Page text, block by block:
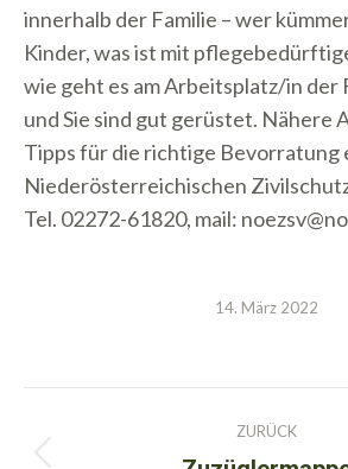
innerhalb der Familie – wer
Kinder, was ist mit
wie geht es am Arbeitsplatz/in der
und Sie sind gut gerüstet. Nähere
Tipps für die richtige Bevorratung
Niederösterreichischen
Tel. 02272-61820, mail:
14. März 2022
ZURÜCK